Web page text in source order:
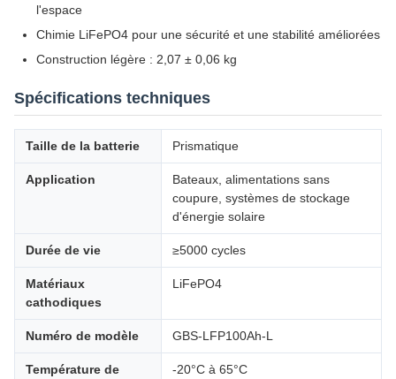
l'espace
Chimie LiFePO4 pour une sécurité et une stabilité améliorées
Construction légère : 2,07 ± 0,06 kg
Spécifications techniques
Taille de la batterie Prismatique
Application
Bateaux, alimentations sans
coupure, systèmes de stockage
d'énergie solaire
Durée de vie ≥5000 cycles
Matériaux
cathodiques
LiFePO4
Numéro de modèle GBS-LFP100Ah-L
Température de
-20°C à 65°C